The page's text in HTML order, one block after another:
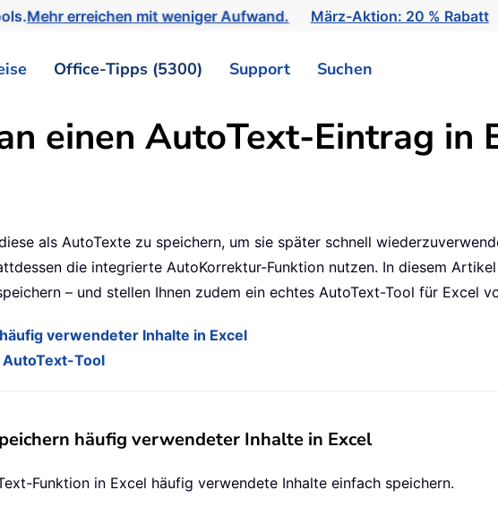
Mehr erreichen mit weniger Aufwand. März-Aktion: 20 % Rabatt
Office-Tipps (5300) Support Suchen
einen AutoText-Eintrag in
als AutoTexte zu speichern, um sie später schnell
die integrierte AutoKorrektur-Funktion nutzen. In diesem
– und stellen Ihnen zudem ein echtes AutoText-Tool für Excel
verwendeter Inhalte in Excel
Tool
häufig verwendeter Inhalte in Excel
Funktion in Excel häufig verwendete Inhalte einfach speichern.